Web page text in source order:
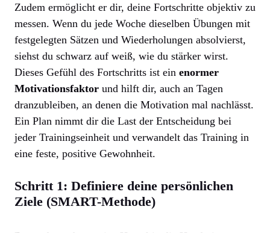
Zudem ermöglicht er dir, deine Fortschritte objektiv zu
messen. Wenn du jede Woche dieselben Übungen mit
festgelegten Sätzen und Wiederholungen absolvierst,
siehst du schwarz auf weiß, wie du stärker wirst.
Dieses Gefühl des Fortschritts ist ein enormer
Motivationsfaktor und hilft dir, auch an Tagen
dranzubleiben, an denen die Motivation mal nachlässt.
Ein Plan nimmt dir die Last der Entscheidung bei
jeder Trainingseinheit und verwandelt das Training in
eine feste, positive Gewohnheit.
Schritt 1: Definiere deine persönlichen
Ziele (SMART-Methode)